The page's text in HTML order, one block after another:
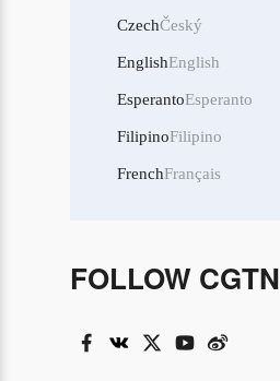
CzechČeský
EnglishEnglish
EsperantoEsperanto
FilipinoFilipino
FrenchFrançais
FOLLOW CGTN